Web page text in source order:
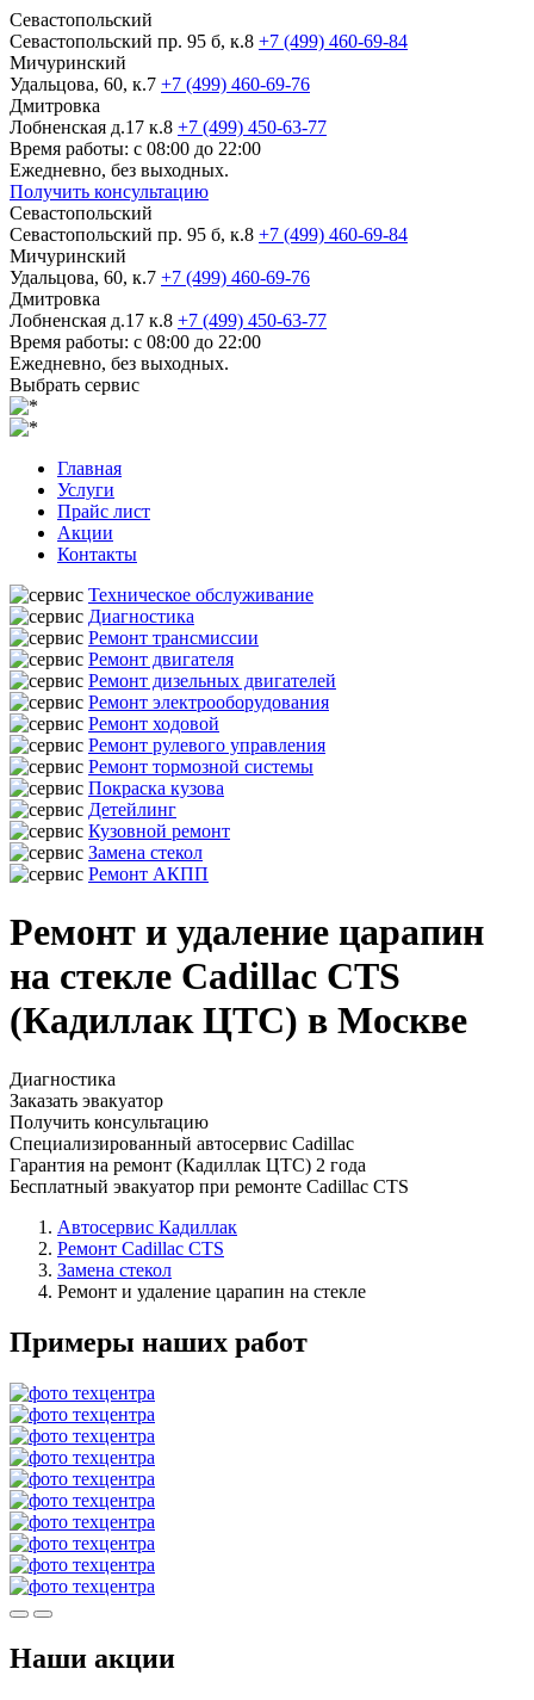
Севастопольский
Севастопольский пр. 95 б, к.8 +7 (499) 460-69-84
Мичуринский
Удальцова, 60, к.7 +7 (499) 460-69-76
Дмитровка
Лобненская д.17 к.8 +7 (499) 450-63-77
Время работы: с 08:00 до 22:00
Ежедневно, без выходных.
Получить консультацию
Севастопольский
Севастопольский пр. 95 б, к.8 +7 (499) 460-69-84
Мичуринский
Удальцова, 60, к.7 +7 (499) 460-69-76
Дмитровка
Лобненская д.17 к.8 +7 (499) 450-63-77
Время работы: с 08:00 до 22:00
Ежедневно, без выходных.
Выбрать сервис
Главная
Услуги
Прайс лист
Акции
Контакты
Техническое обслуживание
Диагностика
Ремонт трансмиссии
Ремонт двигателя
Ремонт дизельных двигателей
Ремонт электрооборудования
Ремонт ходовой
Ремонт рулевого управления
Ремонт тормозной системы
Покраска кузова
Детейлинг
Кузовной ремонт
Замена стекол
Ремонт АКПП
Ремонт и удаление царапин
на стекле Cadillac CTS
(Кадиллак ЦТС) в Москве
Диагностика
Заказать эвакуатор
Получить консультацию
Специализированный автосервис Cadillac
Гарантия на ремонт (Кадиллак ЦТС) 2 года
Бесплатный эвакуатор при ремонте Cadillac CTS
Автосервис Кадиллак
Ремонт Cadillac CTS
Замена стекол
Ремонт и удаление царапин на стекле
Примеры наших работ
Наши акции